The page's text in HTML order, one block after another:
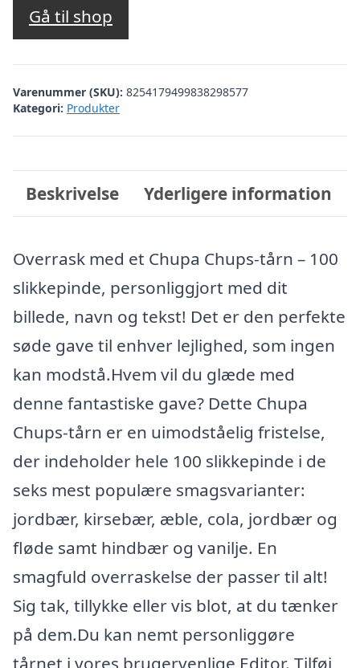
Gå til shop
Varenummer (SKU): 8254179499838298577
Kategori: Produkter
Beskrivelse Yderligere information
Overrask med et Chupa Chups-tårn – 100
slikkepinde, personliggjort med dit
billede, navn og tekst! Det er den perfekte
søde gave til enhver lejlighed, som ingen
kan modstå.Hvem vil du glæde med
denne fantastiske gave? Dette Chupa
Chups-tårn er en uimodståelig fristelse,
der indeholder hele 100 slikkepinde i de
seks mest populære smagsvarianter:
jordbær, kirsebær, æble, cola, jordbær og
fløde samt hindbær og vanilje. En
smagfuld overraskelse der passer til alt!
Sig tak, tillykke eller vis blot, at du tænker
på dem.Du kan nemt personliggøre
tårnet i vores brugervenlige Editor. Tilføj